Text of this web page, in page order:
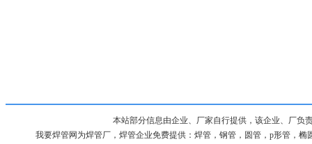
本站部分信息由企业、厂家自行提供，该企业、厂负
我要焊管网为焊管厂，焊管企业免费提供：焊管，钢管，圆管，p形管，